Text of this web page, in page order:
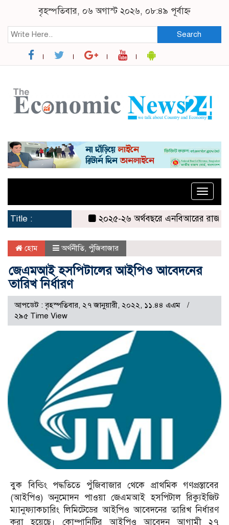
বৃহস্পতিবার, ০৬ অগাস্ট ২০২৬, ০৮:৪৯ পূর্বাহ্ন
Search
Toggle
Title :
২০২৫-২৬ অর্থবছরে এনবিআরের রাজস্ব
হোম অর্থনীতি পুঁজিবাজার
জেএমআই হসপিটালের আইপিও আবেদনের
তারিখ নির্ধারণ
আপডেট : বৃহস্পতিবার, ২৭ জানুয়ারী, ২০২২, ১১.৪৪ এএম
২৯৫ Time View
বুক বিল্ডিং পদ্ধতিতে পুঁজিবাজার থেকে প্রাথমিক গণপ্রস্তাবের
(আইপিও) অনুমোদন পাওয়া জেএমআই হসপিটাল রিক্যুইজিট
ম্যানুফ্যাকচারিং লিমিটেডের আইপিও আবেদনের তারিখ নির্ধারণ
করা হয়েছে। কোম্পানিটির আইপিও আবেদন আগামী ২৭